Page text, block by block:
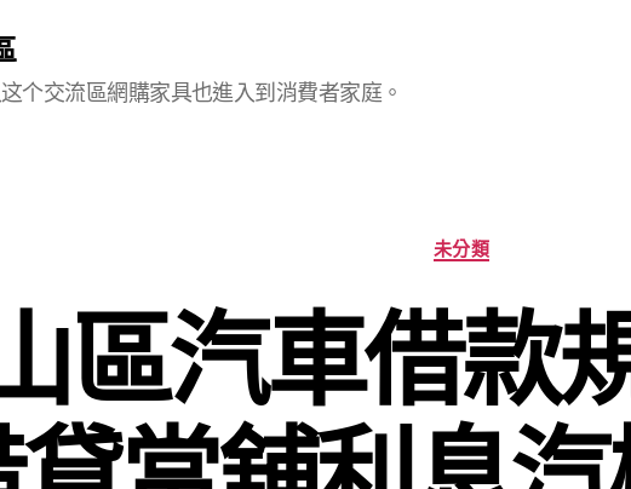
个交流區網購家具也進入到消費者家庭。
分
類
未分類
區汽車借款